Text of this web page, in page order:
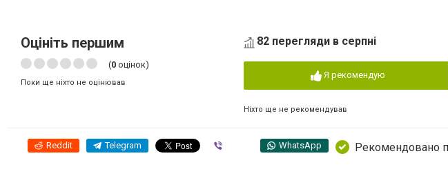
Оцініть першим
(0 оцінок)
Поки ще ніхто не оцінював
82 перегляди в серпні
Я рекомендую
Ніхто ще не рекомендував
Reddit Telegram WhatsApp Рекомендовано